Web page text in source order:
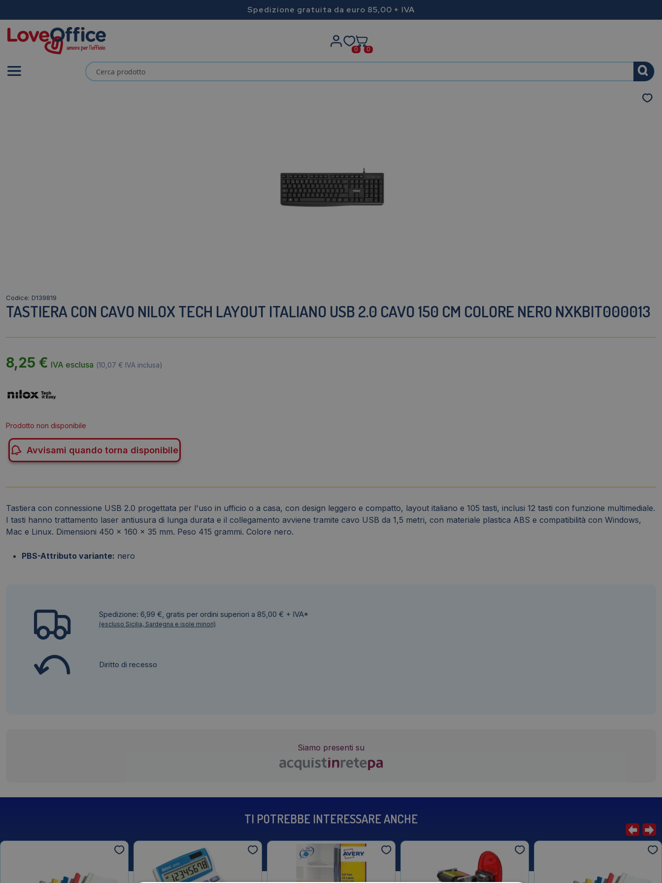
Spedizione gratuita da euro 85,00 + IVA
0 0
Codice: D139819
TASTIERA CON CAVO NILOX TECH LAYOUT ITALIANO USB 2.0 CAVO 150 CM COLORE NERO NXKBIT000013
8,25 € IVA esclusa (10,07 € IVA inclusa)
Prodotto non disponibile
Avvisami quando torna disponibile
Tastiera con connessione USB 2.0 progettata per l'uso in ufficio o a casa, con design leggero e compatto, layout italiano e 105 tasti, inclusi 12 tasti con funzione multimediale.
I tasti hanno trattamento laser antiusura di lunga durata e il collegamento avviene tramite cavo USB da 1,5 metri, con materiale plastica ABS e compatibilità con Windows,
Mac e Linux. Dimensioni 450 x 160 x 35 mm. Peso 415 grammi. Colore nero.
PBS-Attributo variante: nero
Spedizione: 6,99 €, gratis per ordini superiori a 85,00 € + IVA*
(escluso Sicilia, Sardegna e isole minori)
Diritto di recesso
Siamo presenti su
TI POTREBBE INTERESSARE ANCHE